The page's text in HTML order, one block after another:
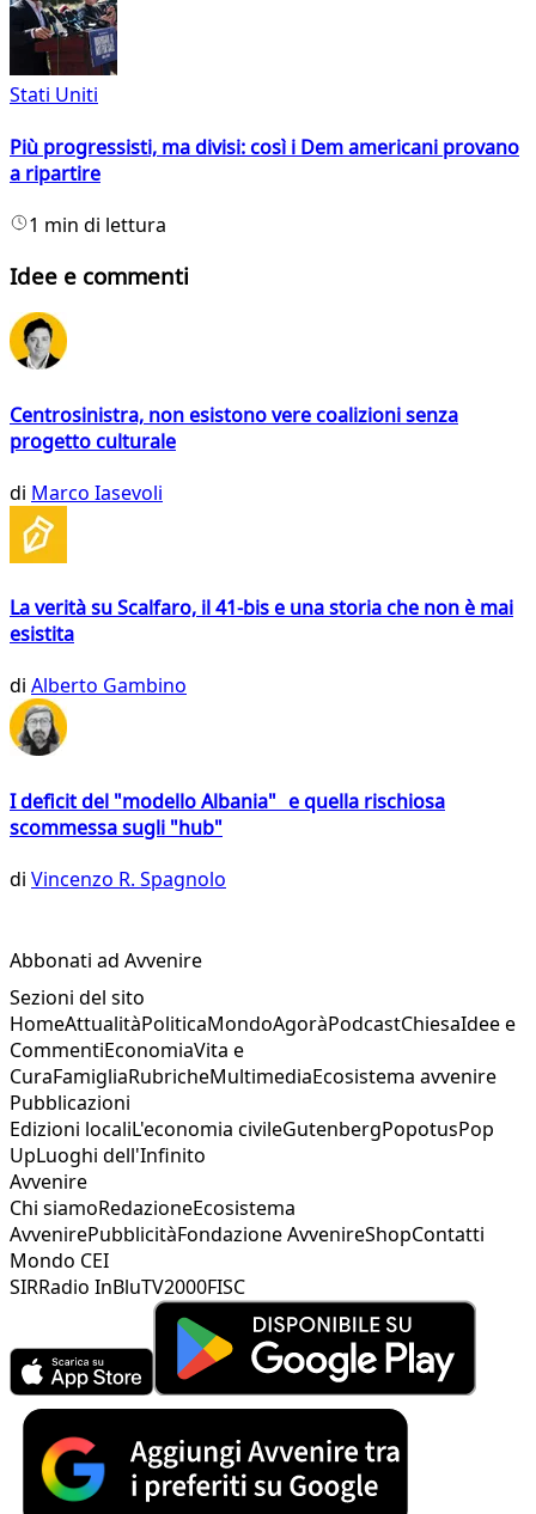
Stati Uniti
Più progressisti, ma divisi: così i Dem americani provano
a ripartire
1 min di lettura
Idee e commenti
Centrosinistra, non esistono vere coalizioni senza
progetto culturale
di Marco Iasevoli
La verità su Scalfaro, il 41-bis e una storia che non è mai
esistita
di Alberto Gambino
I deficit del "modello Albania" e quella rischiosa
scommessa sugli "hub"
di Vincenzo R. Spagnolo
Abbonati ad Avvenire
Sezioni del sito
HomeAttualitàPoliticaMondoAgoràPodcastChiesaIdee e
CommentiEconomiaVita e
CuraFamigliaRubricheMultimediaEcosistema avvenire
Pubblicazioni
Edizioni localiL'economia civileGutenbergPopotusPop
UpLuoghi dell'Infinito
Avvenire
Chi siamoRedazioneEcosistema
AvvenirePubblicitàFondazione AvvenireShopContatti
Mondo CEI
SIRRadio InBluTV2000FISC